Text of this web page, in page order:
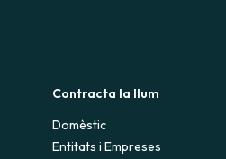
Contracta la llum
Domèstic
Entitats i Empreses